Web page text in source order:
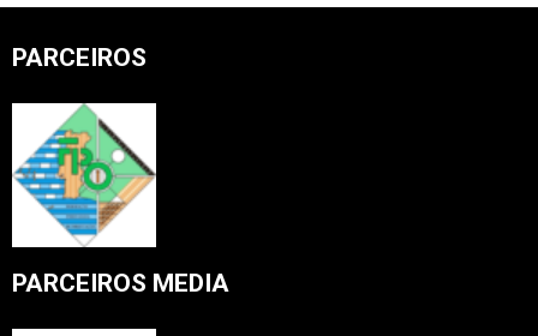
PARCEIROS
PARCEIROS MEDIA